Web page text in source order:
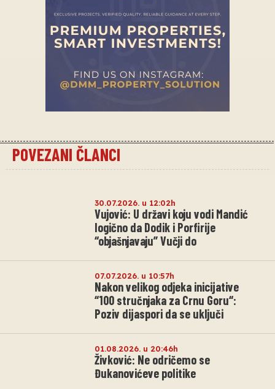
POVEZANI ČLANCI
30.07.2026. u 12:02h
Vujović: U državi koju vodi Mandić
logično da Dodik i Porfirije
“objašnjavaju” Vučji do
07.07.2026. u 10:57h
Nakon velikog odjeka inicijative
“100 stručnjaka za Crnu Goru“:
Poziv dijaspori da se uključi
01.08.2026. u 20:46h
Živković: Ne odričemo se
Đukanovićeve politike